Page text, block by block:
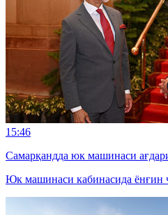
15:46
Самарқандда юк машинаси
Юк машинаси кабинасида ёнғин